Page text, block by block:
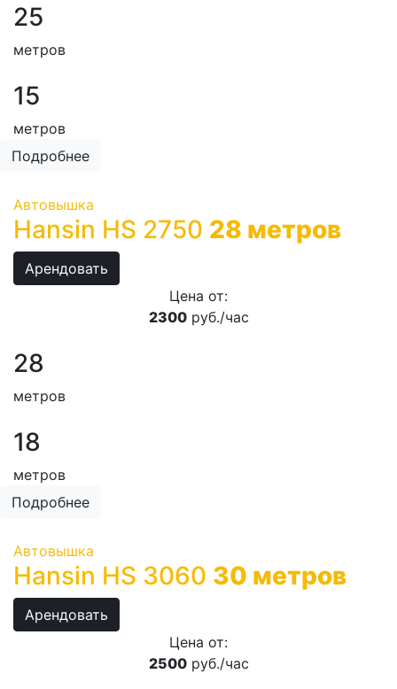
25
метров
15
метров
Подробнее
Автовышка
Hansin HS 2750 28 метров
Арендовать
Цена от:
2300руб./час
28
метров
18
метров
Подробнее
Автовышка
Hansin HS 3060 30 метров
Арендовать
Цена от:
2500руб./час